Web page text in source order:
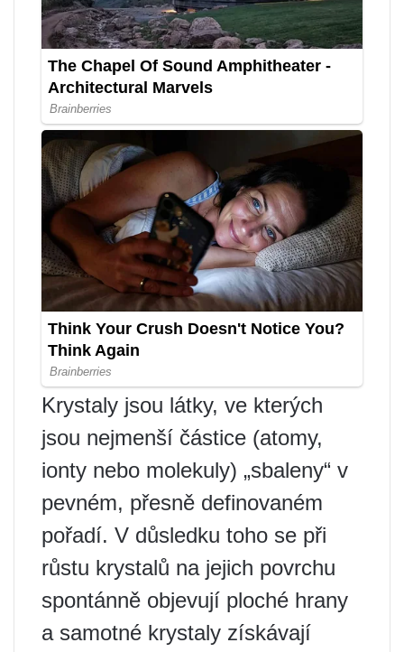
Krystaly jsou látky, ve kterých
jsou nejmenší částice (atomy,
ionty nebo molekuly) „sbaleny“ v
pevném, přesně definovaném
pořadí. V důsledku toho se při
růstu krystalů na jejich povrchu
spontánně objevují ploché hrany
a samotné krystaly získávají